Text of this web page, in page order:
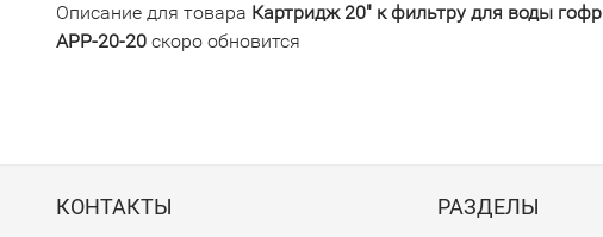
Описание для товара Картридж 20" к фильтру для воды
APP-20-20 скоро обновится
КОНТАКТЫ РАЗДЕЛЫ